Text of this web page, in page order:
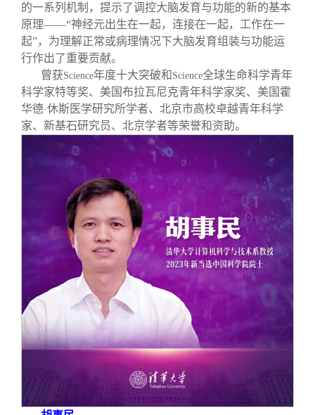
的一系列机制，提示了调控大脑发育与功能的新的基本
原理——“神经元出生在一起，连接在一起，工作在一
起”，为理解正常或病理情况下大脑发育组装与功能运
行作出了重要贡献。
曾获Science年度十大突破和 Science全球生命科学青年
科学家特等奖、美国布拉瓦尼克青年科学家奖、美国霍
华德·休斯医学研究所学者、北京市高校卓越青年科学
家、新基石研究员、北京学者等荣誉和资助。